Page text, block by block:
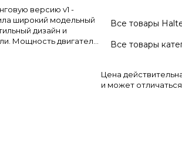
версию v1 -
широкий модельный
дизайн и
Мощность двигателя
до 40 км.
Все товары
Все товары
Цена
и может